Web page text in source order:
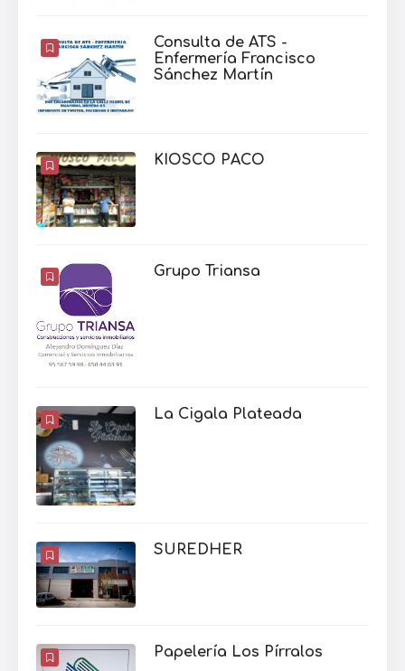
Consulta de ATS -
Enfermería Francisco
Sánchez Martín
KIOSCO PACO
Grupo Triansa
La Cigala Plateada
SUREDHER
Papelería Los Pírralos